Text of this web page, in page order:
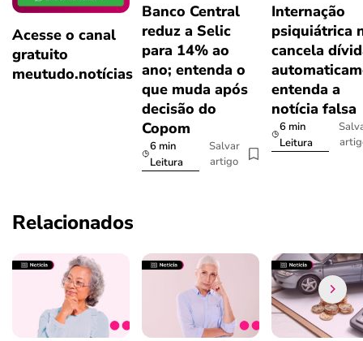
Acesse o canal
gratuito
meutudo.notícias
Banco Central
reduz a Selic
para 14% ao
ano; entenda o
que muda após
decisão do
Copom
6 min
Leitura
Salvar
artigo
Internação
psiquiátrica
cancela
entenda a
notícia falsa
6 min
Leitura
Relacionados